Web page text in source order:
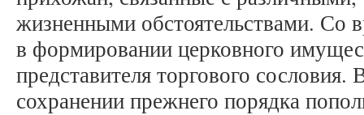
жизненными обстоятельствами. Со
в формировании церковного
представителя торгового
сохранении прежнего порядка